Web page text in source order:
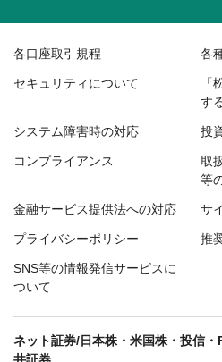
各口座取引規程 各
セキュリティについて
「
す
システム障害時の対応 投
コンプライアンス
取
等
金融サービス提供法への対応 サ
プライバシーポリシー 推
SNS等の情報発信サービスに
ついて
ネット証券/日本株・米国株・投信